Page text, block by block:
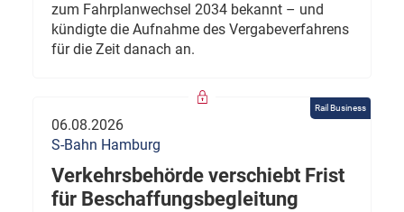
zum Fahrplanwechsel 2034 bekannt – und
kündigte die Aufnahme des Vergabeverfahrens
für die Zeit danach an.
Rail Business
06.08.2026
S-Bahn Hamburg
Verkehrsbehörde verschiebt Frist
für Beschaffungsbegleitung